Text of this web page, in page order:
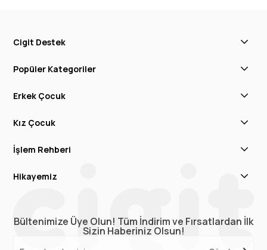
Cigit Destek
Popüler Kategoriler
Erkek Çocuk
Kız Çocuk
İşlem Rehberi
Hikayemiz
Bültenimize Üye Olun! Tüm İndirim ve Fırsatlardan İlk
Sizin Haberiniz Olsun!